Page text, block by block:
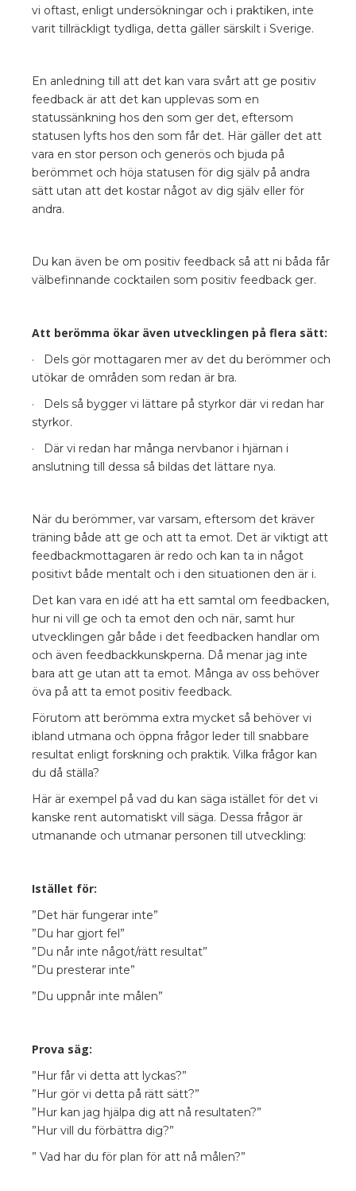
vi oftast, enligt undersökningar och i praktiken, inte
varit tillräckligt tydliga, detta gäller särskilt i Sverige.
En anledning till att det kan vara svårt att ge positiv
feedback är att det kan upplevas som en
statussänkning hos den som ger det, eftersom
statusen lyfts hos den som får det. Här gäller det att
vara en stor person och generös och bjuda på
berömmet och höja statusen för dig själv på andra
sätt utan att det kostar något av dig själv eller för
andra.
Du kan även be om positiv feedback så att ni båda får
välbefinnande cocktailen som positiv feedback ger.
Att berömma ökar även utvecklingen på flera sätt:
· Dels gör mottagaren mer av det du berömmer och
utökar de områden som redan är bra.
· Dels så bygger vi lättare på styrkor där vi redan har
styrkor.
· Där vi redan har många nervbanor i hjärnan i
anslutning till dessa så bildas det lättare nya.
När du berömmer, var varsam, eftersom det kräver
träning både att ge och att ta emot. Det är viktigt att
feedbackmottagaren är redo och kan ta in något
positivt både mentalt och i den situationen den är i.
Det kan vara en idé att ha ett samtal om feedbacken,
hur ni vill ge och ta emot den och när, samt hur
utvecklingen går både i det feedbacken handlar om
och även feedbackkunskperna. Då menar jag inte
bara att ge utan att ta emot. Många av oss behöver
öva på att ta emot positiv feedback.
Förutom att berömma extra mycket så behöver vi
ibland utmana och öppna frågor leder till snabbare
resultat enligt forskning och praktik. Vilka frågor kan
du då ställa?
Här är exempel på vad du kan säga istället för det vi
kanske rent automatiskt vill säga. Dessa frågor är
utmanande och utmanar personen till utveckling:
Istället för:
”Det här fungerar inte”
”Du har gjort fel”
”Du når inte något/rätt resultat”
”Du presterar inte”
”Du uppnår inte målen”
Prova säg:
”Hur får vi detta att lyckas?”
”Hur gör vi detta på rätt sätt?”
”Hur kan jag hjälpa dig att nå resultaten?”
”Hur vill du förbättra dig?”
” Vad har du för plan för att nå målen?”